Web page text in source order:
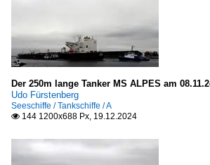
Der 250m lange Tanker MS ALPES am
Udo Fürstenberg
Seeschiffe / Tankschiffe / A
 144 1200x688 Px, 19.12.2024